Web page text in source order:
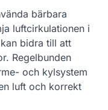
bärbara
luftcirkulationen i
bidra till att
Regelbunden
och kylsystem
luft och korrekt